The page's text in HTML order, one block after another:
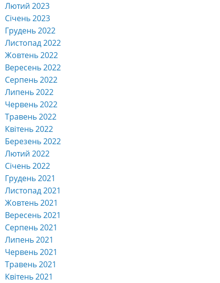
Лютий 2023
Січень 2023
Грудень 2022
Листопад 2022
Жовтень 2022
Вересень 2022
Серпень 2022
Липень 2022
Червень 2022
Травень 2022
Квітень 2022
Березень 2022
Лютий 2022
Січень 2022
Грудень 2021
Листопад 2021
Жовтень 2021
Вересень 2021
Серпень 2021
Липень 2021
Червень 2021
Травень 2021
Квітень 2021